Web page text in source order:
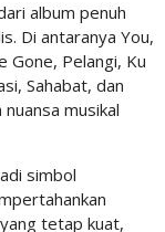
album penuh
Di antaranya You,
Gone, Pelangi, Ku
Sahabat, dan
musikal
simbol
tetap kuat,